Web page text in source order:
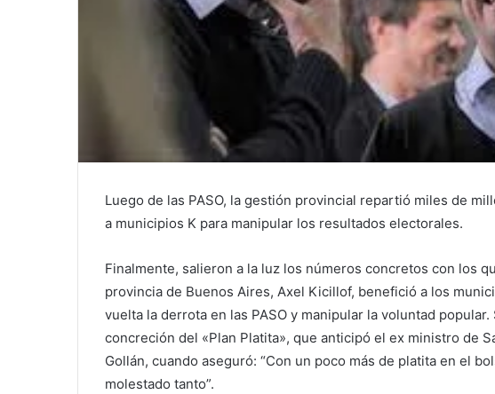
Luego de las PASO, la gestión provincial repartió miles de
a municipios K para manipular los resultados electorales.
Finalmente, salieron a la luz los números concretos con los
provincia de Buenos Aires, Axel Kicillof, benefició a los
vuelta la derrota en las PASO y manipular la voluntad
concreción del «Plan Platita», que anticipó el ex ministro de
Gollán, cuando aseguró: “Con un poco más de platita en el
molestado tanto”.